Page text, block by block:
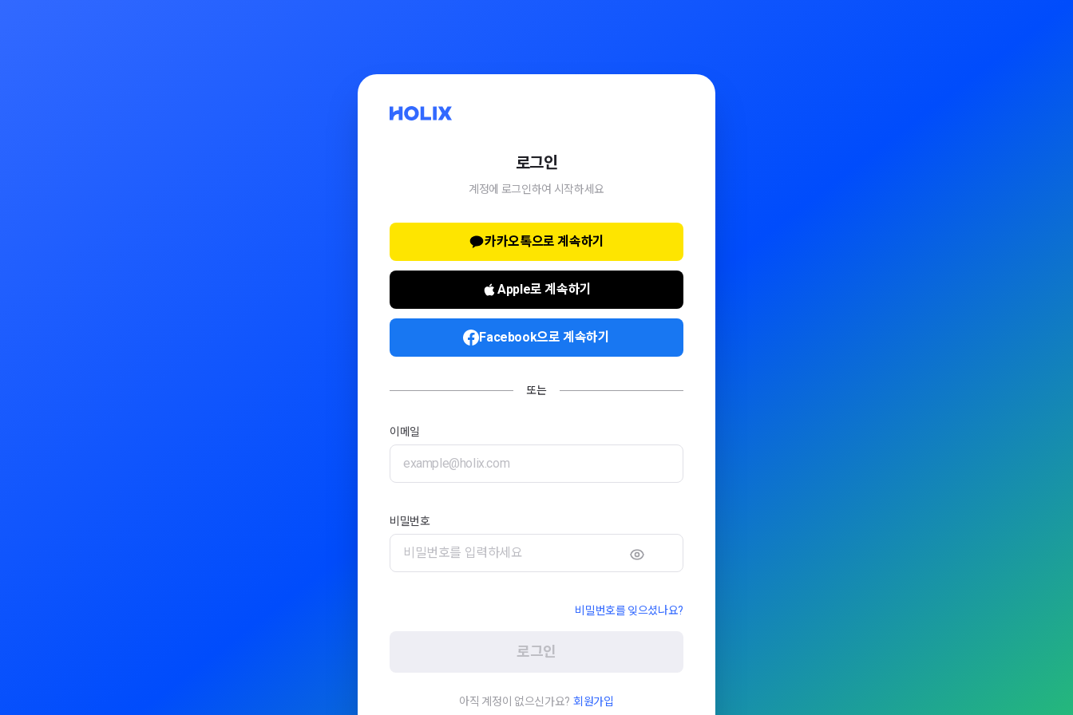
로그인
계정에 로그인하여 시작하세요
카카오톡으로 계속하기
Apple로 계속하기
Facebook으로 계속하기
또는
이메일
비밀번호
비밀번호를 잊으셨나요?
로그인
아직 계정이 없으신가요? 회원가입